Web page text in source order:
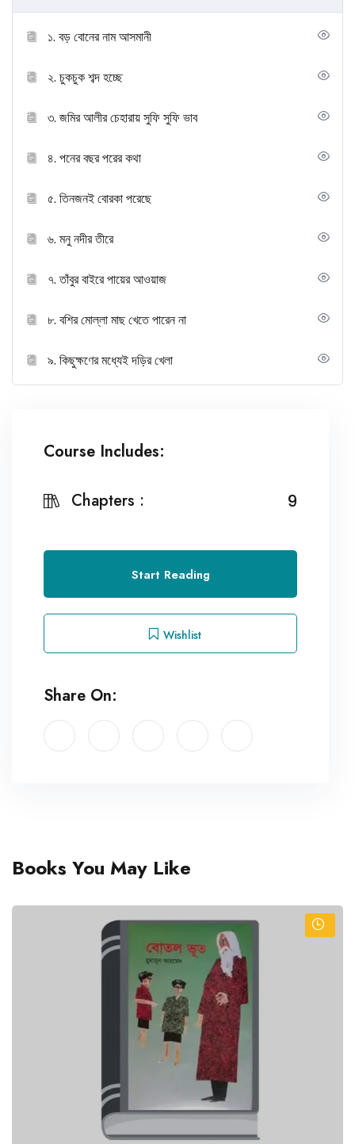
১. বড় বোনের নাম আসমানী
২. চুকচুক শব্দ হচ্ছে
৩. জমির আলীর চেহারায় সুফি সুফি ভাব
৪. পনের বছর পরের কথা
৫. তিনজনই বোরকা পরেছে
৬. মনু নদীর তীরে
৭. তাঁবুর বাইরে পায়ের আওয়াজ
৮. বশির মোল্লা মাছ খেতে পারেন না
৯. কিছুক্ষণের মধ্যেই দড়ির খেলা
Course Includes:
Chapters : 9
Start Reading
Wishlist
Share On:
Books You May Like